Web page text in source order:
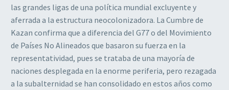
las grandes ligas de una política mundial excluyente y
aferrada a la estructura neocolonizadora. La Cumbre de
Kazan confirma que a diferencia del G77 o del Movimiento
de Países No Alineados que basaron su fuerza en la
representatividad, pues se trataba de una mayoría de
naciones desplegada en la enorme periferia, pero rezagada
a la subalternidad se han consolidado en estos años como